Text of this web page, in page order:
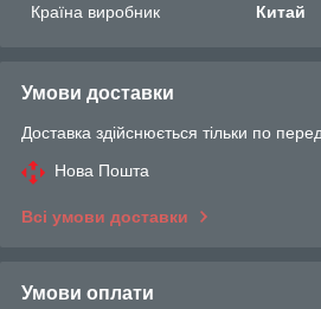
Країна виробник
Китай
Умови доставки
Доставка здійснюється тільки по
Нова Пошта
Всі умови доставки
Умови оплати